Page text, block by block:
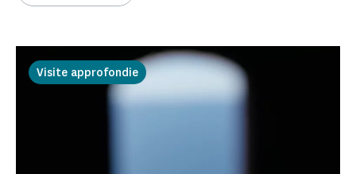
Visite approfondie